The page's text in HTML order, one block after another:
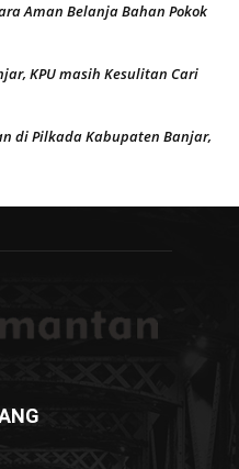
Aman Belanja Bahan Pokok
KPU masih Kesulitan Cari
di Pilkada Kabupaten Banjar,